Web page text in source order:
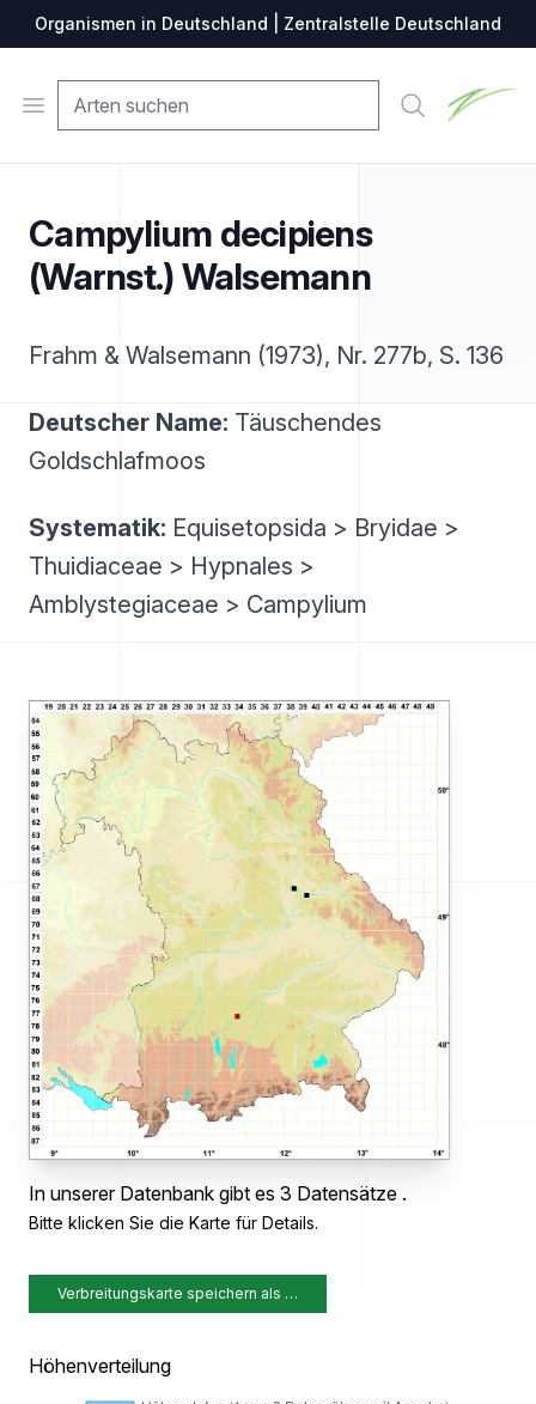
Organismen in Deutschland | Zentralstelle Deutschland
Open menu Suche
Campylium decipiens
(Warnst.) Walsemann
Frahm & Walsemann (1973), Nr. 277b, S. 136
Deutscher Name: Täuschendes
Goldschlafmoos
Systematik: Equisetopsida > Bryidae >
Thuidiaceae > Hypnales >
Amblystegiaceae > Campylium
In unserer Datenbank gibt es 3 Datensätze .
Bitte klicken Sie die Karte für Details.
Verbreitungskarte speichern als …
Höhenverteilung